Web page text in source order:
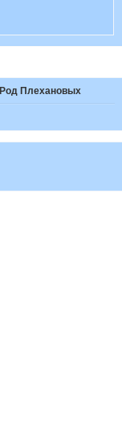
Род Плехановых